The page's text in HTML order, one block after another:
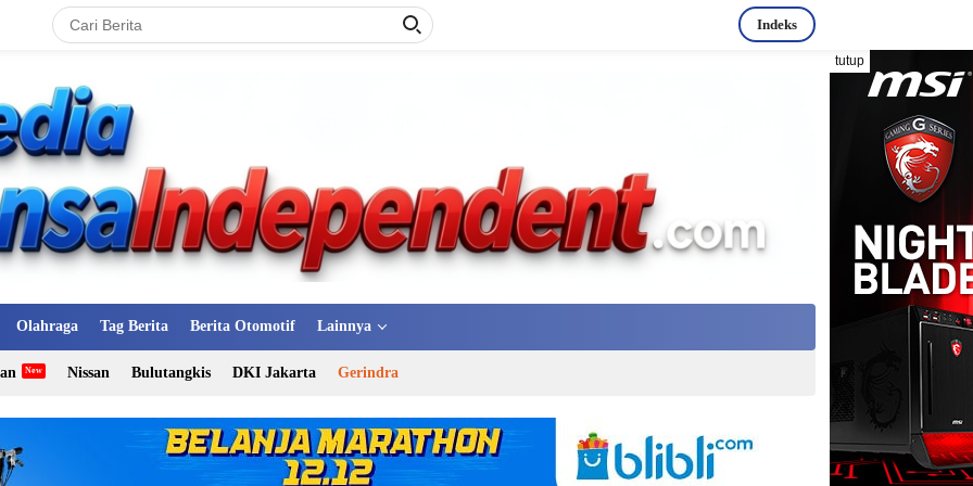
Indeks
tutup
Olahraga Tag Berita Berita Otomotif Lainnya
Nissan Bulutangkis DKI Jakarta Gerindra